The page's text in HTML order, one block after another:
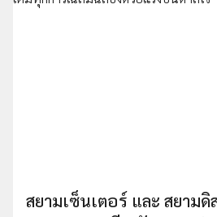
สยามเซ็นเตอร์ และ สยาม